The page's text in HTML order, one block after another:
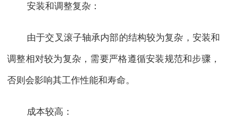
安装和调整复杂：
由于交叉滚子轴承内部的结构较为复杂，安装和
调整相对较为复杂，需要严格遵循安装规范和步骤，
否则会影响其工作性能和寿命。
成本较高：